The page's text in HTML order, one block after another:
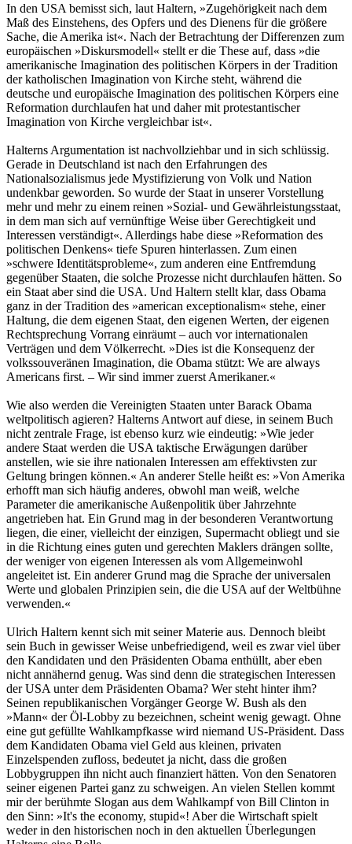
In den USA bemisst sich, laut Haltern, »Zugehörigkeit nach dem
Maß des Einstehens, des Opfers und des Dienens für die größere
Sache, die Amerika ist«. Nach der Betrachtung der Differenzen zum
europäischen »Diskursmodell« stellt er die These auf, dass »die
amerikanische Imagination des politischen Körpers in der Tradition
der katholischen Imagination von Kirche steht, während die
deutsche und europäische Imagination des politischen Körpers eine
Reformation durchlaufen hat und daher mit protestantischer
Imagination von Kirche vergleichbar ist«.
Halterns Argumentation ist nachvollziehbar und in sich schlüssig.
Gerade in Deutschland ist nach den Erfahrungen des
Nationalsozialismus jede Mystifizierung von Volk und Nation
undenkbar geworden. So wurde der Staat in unserer Vorstellung
mehr und mehr zu einem reinen »Sozial- und Gewährleistungsstaat,
in dem man sich auf vernünftige Weise über Gerechtigkeit und
Interessen verständigt«. Allerdings habe diese »Reformation des
politischen Denkens« tiefe Spuren hinterlassen. Zum einen
»schwere Identitätsprobleme«, zum anderen eine Entfremdung
gegenüber Staaten, die solche Prozesse nicht durchlaufen hätten. So
ein Staat aber sind die USA. Und Haltern stellt klar, dass Obama
ganz in der Tradition des »american exceptionalism« stehe, einer
Haltung, die dem eigenen Staat, den eigenen Werten, der eigenen
Rechtsprechung Vorrang einräumt – auch vor internationalen
Verträgen und dem Völkerrecht. »Dies ist die Konsequenz der
volkssouveränen Imagination, die Obama stützt: We are always
Americans first. – Wir sind immer zuerst Amerikaner.«
Wie also werden die Vereinigten Staaten unter Barack Obama
weltpolitisch agieren? Halterns Antwort auf diese, in seinem Buch
nicht zentrale Frage, ist ebenso kurz wie eindeutig: »Wie jeder
andere Staat werden die USA taktische Erwägungen darüber
anstellen, wie sie ihre nationalen Interessen am effektivsten zur
Geltung bringen können.« An anderer Stelle heißt es: »Von Amerika
erhofft man sich häufig anderes, obwohl man weiß, welche
Parameter die amerikanische Außenpolitik über Jahrzehnte
angetrieben hat. Ein Grund mag in der besonderen Verantwortung
liegen, die einer, vielleicht der einzigen, Supermacht obliegt und sie
in die Richtung eines guten und gerechten Maklers drängen sollte,
der weniger von eigenen Interessen als vom Allgemeinwohl
angeleitet ist. Ein anderer Grund mag die Sprache der universalen
Werte und globalen Prinzipien sein, die die USA auf der Weltbühne
verwenden.«
Ulrich Haltern kennt sich mit seiner Materie aus. Dennoch bleibt
sein Buch in gewisser Weise unbefriedigend, weil es zwar viel über
den Kandidaten und den Präsidenten Obama enthüllt, aber eben
nicht annähernd genug. Was sind denn die strategischen Interessen
der USA unter dem Präsidenten Obama? Wer steht hinter ihm?
Seinen republikanischen Vorgänger George W. Bush als den
»Mann« der Öl-Lobby zu bezeichnen, scheint wenig gewagt. Ohne
eine gut gefüllte Wahlkampfkasse wird niemand US-Präsident. Dass
dem Kandidaten Obama viel Geld aus kleinen, privaten
Einzelspenden zufloss, bedeutet ja nicht, dass die großen
Lobbygruppen ihn nicht auch finanziert hätten. Von den Senatoren
seiner eigenen Partei ganz zu schweigen. An vielen Stellen kommt
mir der berühmte Slogan aus dem Wahlkampf von Bill Clinton in
den Sinn: »It's the economy, stupid«! Aber die Wirtschaft spielt
weder in den historischen noch in den aktuellen Überlegungen